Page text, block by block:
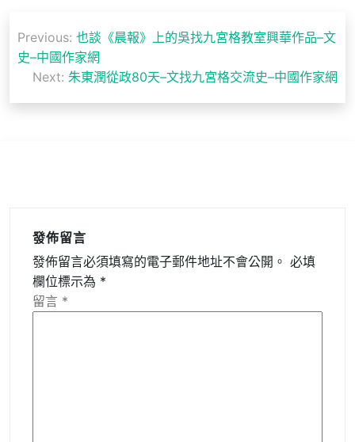
章
覽
Previous: 也談《晨報》上的吳找九宮格教室興華作品–文
史–中國作家網
Next: 朱東潤從政80天–文找九宮格交流史–中國作家網
發佈留言
發佈留言必須填寫的電子郵件地址不會公開。 必填
欄位標示為 *
留言 *